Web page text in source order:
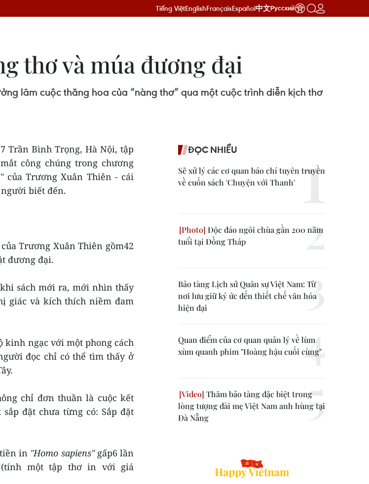
Tiếng ViệtEnglishFrançaisEspañol中文Русский
thơ và múa đương đại
lãm cuộc thăng hoa của “nàng thơ” qua một cuộc trình diễn kịch thơ
Trần Bình Trọng, Hà Nội, tập
công chúng trong chương
của Trương Xuân Thiên - cái
biết đến.
Trương Xuân Thiên gồm42
đương đại.
sách mới ra, mới nhìn thấy
giác và kích thích niềm đam
kinh ngạc với một phong cách
đọc chỉ có thể tìm thấy ở
chỉ đơn thuần là cuộc kết
đặt chưa từng có: Sắp đặt
in "Homo sapiens"gấp6 lần
một tập thơ in với giá
ĐỌC NHIỀU
Sẽ xử lý các cơ quan báo chí tuyên truyền
về cuốn sách 'Chuyện với Thanh'
Độc đáo ngôi chùa gần 200 năm
tuổi tại Đồng Tháp
Bảo tàng Lịch sử Quân sự Việt Nam: Từ
nơi lưu giữ ký ức đến thiết chế văn hóa
hiện đại
Quan điểm của cơ quan quản lý về lùm
xùm quanh phim "Hoàng hậu cuối cùng"
Thăm bảo tàng đặc biệt trong
lòng tượng đài mẹ Việt Nam anh hùng tại
Đà Nẵng